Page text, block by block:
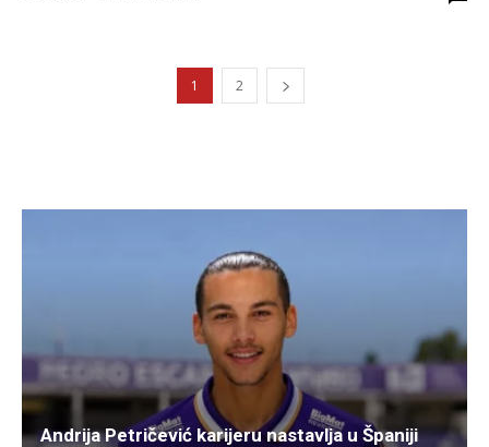
1 2
Andrija Petričević karijeru nastavlja u Španiji